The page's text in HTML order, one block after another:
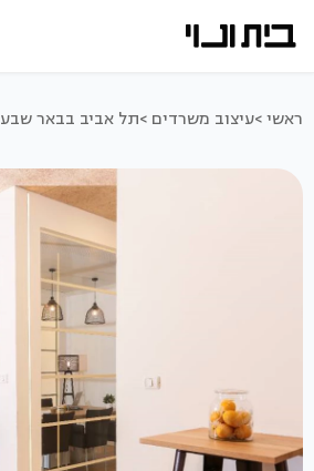
ראשי >עיצוב משרדים >תל אביב בבאר שבע